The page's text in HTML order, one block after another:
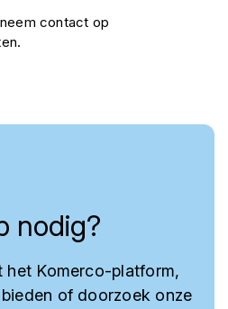
contact op
nodig?
het Komerco-platform,
of doorzoek onze